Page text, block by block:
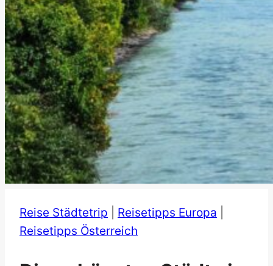
Reise Städtetrip Reisetipps Europa
Reisetipps Österreich